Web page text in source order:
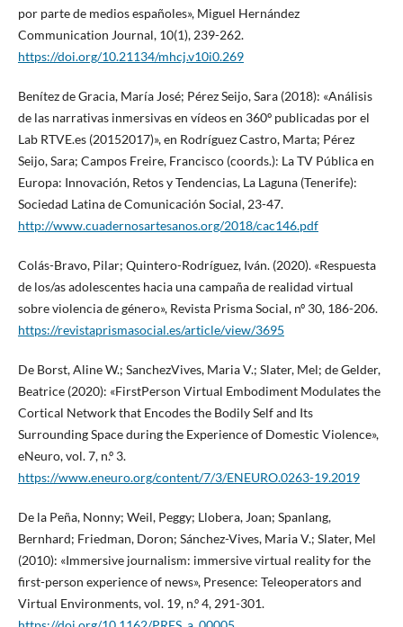
por parte de medios españoles», Miguel Hernández
Communication Journal, 10(1), 239-262.
https://doi.org/10.21134/mhcj.v10i0.269
Benítez de Gracia, María José; Pérez Seijo, Sara (2018): «Análisis
de las narrativas inmersivas en vídeos en 360º publicadas por el
Lab RTVE.es (20152017)», en Rodríguez Castro, Marta; Pérez
Seijo, Sara; Campos Freire, Francisco (coords.): La TV Pública en
Europa: Innovación, Retos y Tendencias, La Laguna (Tenerife):
Sociedad Latina de Comunicación Social, 23-47.
http://www.cuadernosartesanos.org/2018/cac146.pdf
Colás-Bravo, Pilar; Quintero-Rodríguez, Iván. (2020). «Respuesta
de los/as adolescentes hacia una campaña de realidad virtual
sobre violencia de género», Revista Prisma Social, nº 30, 186-206.
https://revistaprismasocial.es/article/view/3695
De Borst, Aline W.; SanchezVives, Maria V.; Slater, Mel; de Gelder,
Beatrice (2020): «FirstPerson Virtual Embodiment Modulates the
Cortical Network that Encodes the Bodily Self and Its
Surrounding Space during the Experience of Domestic Violence»,
eNeuro, vol. 7, n.º 3.
https://www.eneuro.org/content/7/3/ENEURO.0263-19.2019
De la Peña, Nonny; Weil, Peggy; Llobera, Joan; Spanlang,
Bernhard; Friedman, Doron; Sánchez-Vives, Maria V.; Slater, Mel
(2010): «Immersive journalism: immersive virtual reality for the
first-person experience of news», Presence: Teleoperators and
Virtual Environments, vol. 19, n.º 4, 291-301.